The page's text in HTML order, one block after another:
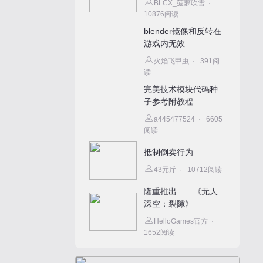
BLCX_菠萝吹雪 ·
10876阅读
blender镜像和反转在
游戏内无效
火焰飞甲虫 ·
391阅
读
完美技术模块代码种
子参考附教程
a445477524 ·
6605
阅读
抵制倒卖行为
43元斤 · 10712阅读
隆重推出……《无人
深空：裂隙》
HelloGames官方 ·
1652阅读